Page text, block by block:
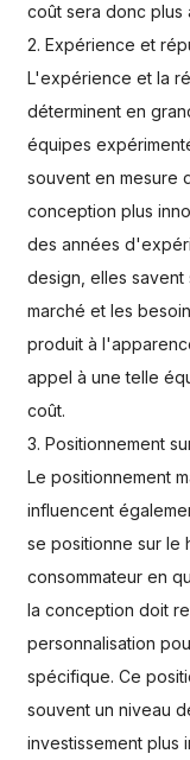
coût sera donc plus
2. Expérience et
L'expérience et la
déterminent en
équipes
souvent en mesure
conception plus
des années
design, elles
marché et les
produit à
appel à une telle
coût.
3. Positionnement
Le positionnement
influencent
se positionne sur le
consommateur en
la conception doit
personnalisation
spécifique. Ce
souvent un niveau
investissement plus